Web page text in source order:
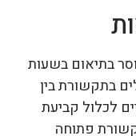
בתיאום בשעות
בתקשורת בין
לכלול קביעת
פתוחה